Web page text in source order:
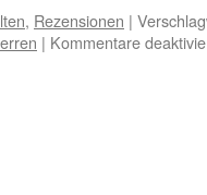
, Rezensionen |
| Kommentare